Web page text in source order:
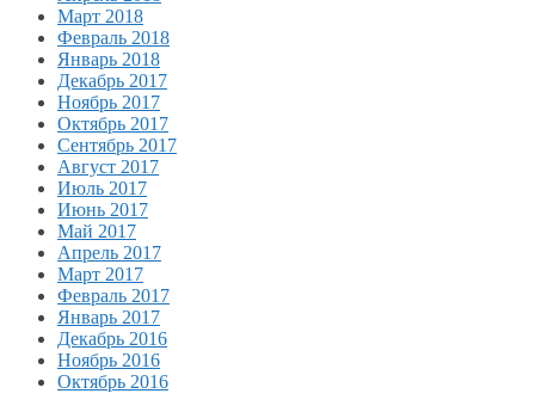
Март 2018
Февраль 2018
Январь 2018
Декабрь 2017
Ноябрь 2017
Октябрь 2017
Сентябрь 2017
Август 2017
Июль 2017
Июнь 2017
Май 2017
Апрель 2017
Март 2017
Февраль 2017
Январь 2017
Декабрь 2016
Ноябрь 2016
Октябрь 2016